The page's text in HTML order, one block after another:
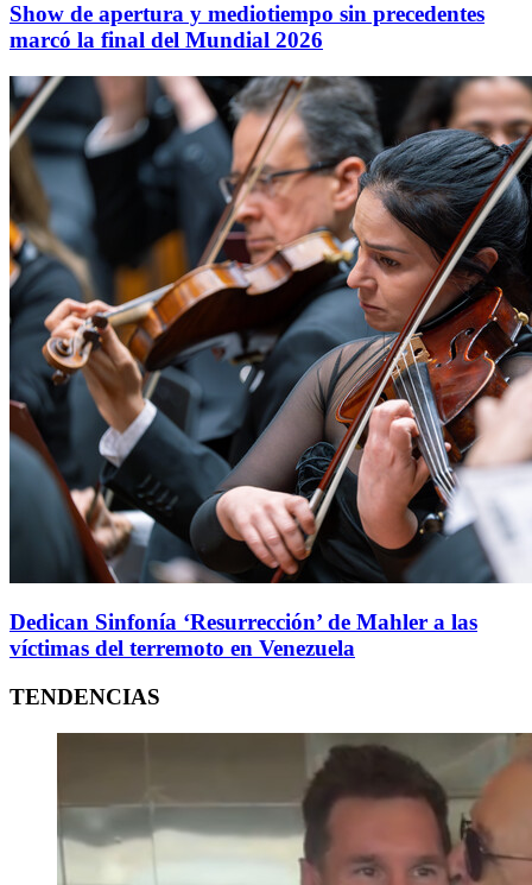
Show de apertura y mediotiempo sin precedentes
marcó la final del Mundial 2026
Dedican Sinfonía ‘Resurrección’ de Mahler a las
víctimas del terremoto en Venezuela
TENDENCIAS